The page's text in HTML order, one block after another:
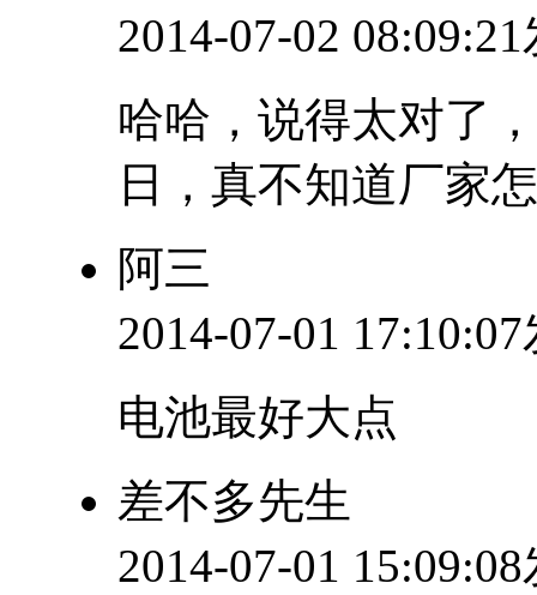
2014-07-02
哈哈，说得太对了
日，真不知道厂家
阿三
2014-07-01
电池最好大点
差不多先生
2014-07-01